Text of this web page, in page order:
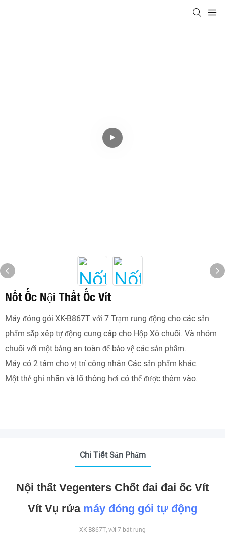
Nốt Ốc Nội Thất Ốc Vít
Máy đóng gói XK-B867T với 7 Trạm rung động cho các sản
phẩm sắp xếp tự động cung cấp cho Hộp Xô chuỗi. Và nhóm
chuỗi với một bảng an toàn để bảo vệ các sản phẩm.
Máy có 2 tấm cho vị trí công nhân Các sản phẩm khác.
Một thẻ ghi nhãn và lỗ thông hơi có thể được thêm vào.
Chi Tiết Sản Phẩm
Nội thất Vegenters Chốt đai đai ốc Vít
Vít Vụ rửa máy đóng gói tự động
XK-B867T, với 7 bát rung